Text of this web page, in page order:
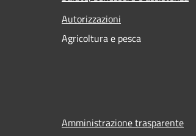
Autorizzazioni
Agricoltura e pesca
Amministrazione trasparente